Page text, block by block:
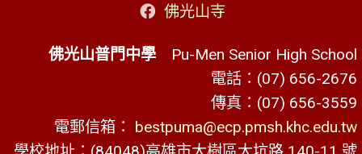
佛光山寺
佛光山普門中學 Pu-Men Senior High School
電話：(07) 656-2676
傳真：(07) 656-3559
電郵信箱： bestpuma@ecp.pmsh.khc.edu.tw